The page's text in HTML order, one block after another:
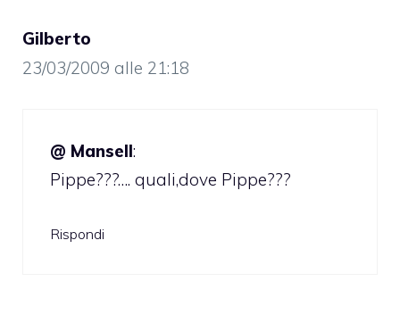
Gilberto
23/03/2009 alle 21:18
@ Mansell:
Pippe???…. quali,dove Pippe???
Rispondi